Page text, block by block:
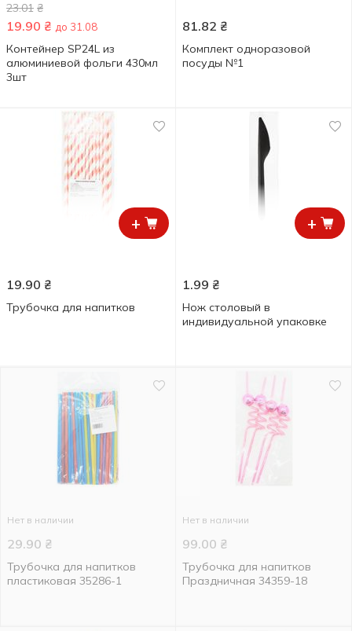
23.01 ₴
19.90 ₴ до 31.08
Контейнер SP24L из
алюминиевой фольги 430мл
3шт
81.82 ₴
Комплект одноразовой
посуды №1
+
19.90 ₴
Трубочка для напитков
+
1.99 ₴
Нож столовый в
индивидуальной упаковке
Нет в наличии
29.90 ₴
Трубочка для напитков
пластиковая 35286-1
Нет в наличии
99.00 ₴
Трубочка для напитков
Праздничная 34359-18